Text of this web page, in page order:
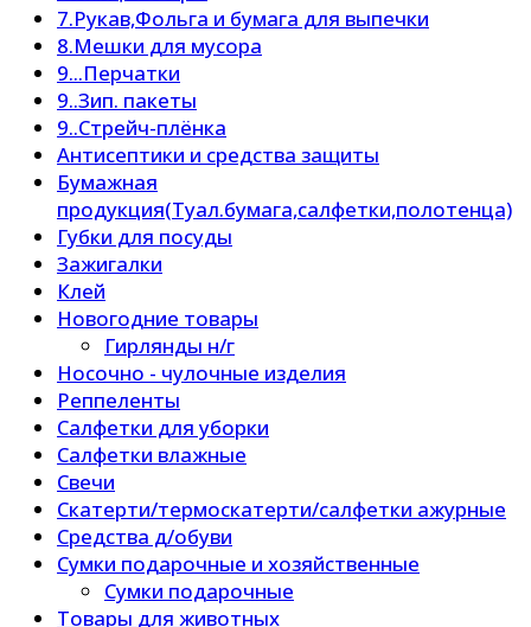
7.Рукав,Фольга и бумага для выпечки
8.Мешки для мусора
9...Перчатки
9..Зип. пакеты
9..Стрейч-плёнка
Антисептики и средства защиты
Бумажная
продукция(Туал.бумага,салфетки,полотенца)
Губки для посуды
Зажигалки
Клей
Новогодние товары
Гирлянды н/г
Носочно - чулочные изделия
Реппеленты
Салфетки для уборки
Салфетки влажные
Свечи
Скатерти/термоскатерти/салфетки ажурные
Средства д/обуви
Сумки подарочные и хозяйственные
Сумки подарочные
Товары для животных